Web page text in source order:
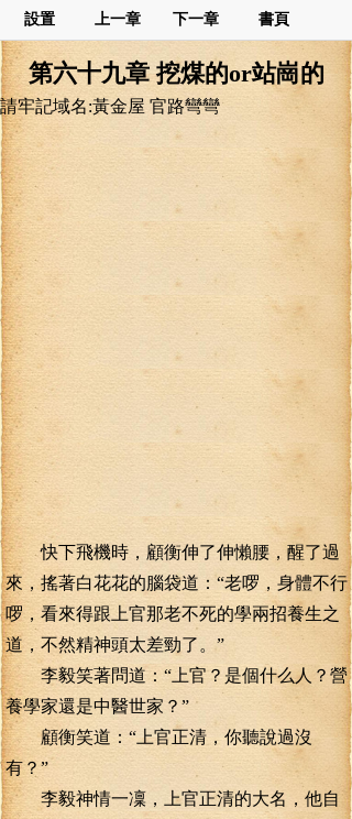
設置 上一章 下一章 書頁
第六十九章 挖煤的or站崗的
請牢記域名:黃金屋 官路彎彎
快下飛機時，顧衡伸了伸懶腰，醒了過
來，搖著白花花的腦袋道：“老啰，身體不行
啰，看來得跟上官那老不死的學兩招養生之
道，不然精神頭太差勁了。”
李毅笑著問道：“上官？是個什么人？營
養學家還是中醫世家？”
顧衡笑道：“上官正清，你聽說過沒
有？”
李毅神情一凜，上官正清的大名，他自